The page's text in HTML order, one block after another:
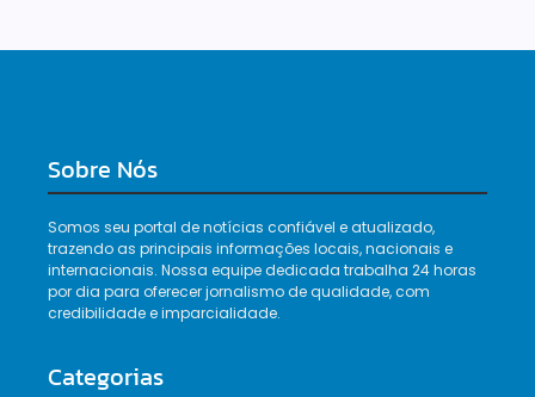
Sobre Nós
Somos seu portal de notícias confiável e atualizado,
trazendo as principais informações locais, nacionais e
internacionais. Nossa equipe dedicada trabalha 24 horas
por dia para oferecer jornalismo de qualidade, com
credibilidade e imparcialidade.
Categorias